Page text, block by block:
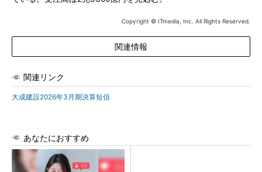
Copyright © ITmedia, Inc. All Rights Reserved.
関連情報
関連リンク
大成建設2026年3月期決算短信
あなたにおすすめ